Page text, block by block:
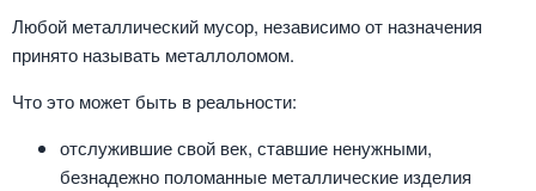
Любой металлический мусор, независимо от назначения
принято называть металлоломом.
Что это может быть в реальности:
отслужившие свой век, ставшие ненужными,
безнадежно поломанные металлические изделия